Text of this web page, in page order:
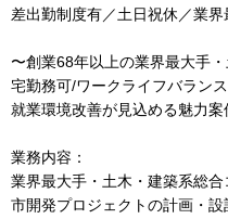
差出勤制度有／土日祝休／業界
〜創業68年以上の業界最大手
宅勤務可/ワークライフバラン
就業環境改善が見込める魅力案
業務内容：
業界最大手・土木・建築系総
市開発プロジェクトの計画・設